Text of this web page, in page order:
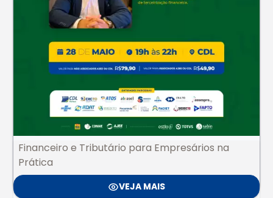
Financeiro e Tributário para Empresários na
Prática
VEJA MAIS